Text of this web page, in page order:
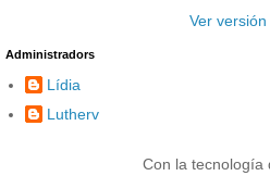
Ver versión
Administradors
Lídia
Lutherv
Con la tecnología